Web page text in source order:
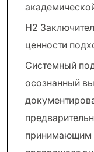
H2
ценности
Системный
осознанный
принимающим